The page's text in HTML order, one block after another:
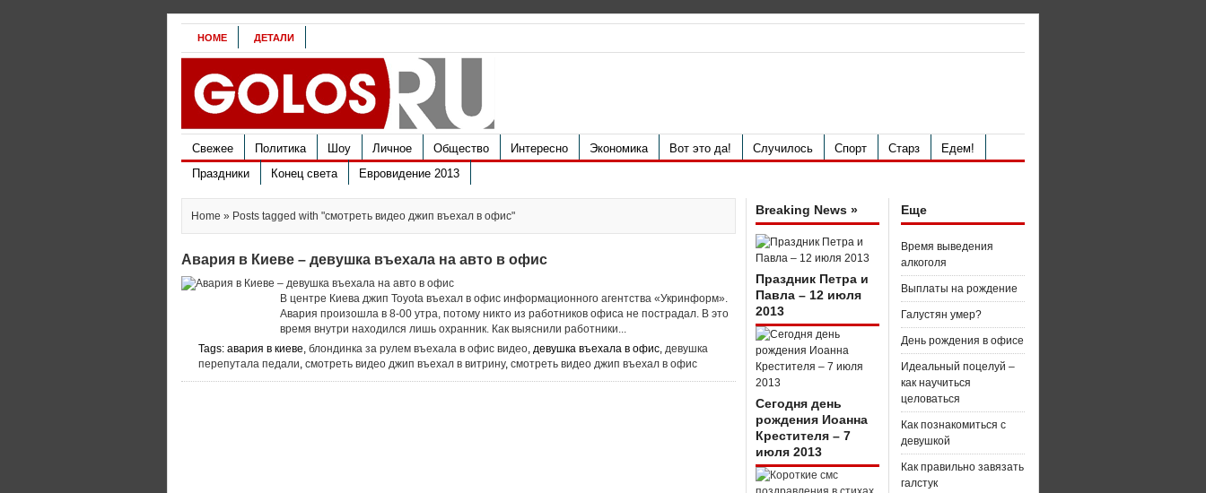
HOME ДЕТАЛИ
Свежее Политика Шоу Личное Общество Интересно Экономика Вот это да! Случилось Спорт Старз
Едем!
Праздники
Конец света Евровидение 2013
Home » Posts tagged with "смотреть видео джип въехал в офис"
Авария в Киеве – девушка въехала на авто в офис
В центре Киева джип Toyota въехал в офис информационного агентства «Укринформ».
Авария произошла в 8-00 утра, потому никто из работников офиса не пострадал. В это
время внутри находился лишь охранник. Как выяснили работники...
Tags: авария в киеве, блондинка за рулем въехала в офис видео, девушка въехала в офис, девушка
перепутала педали, смотреть видео джип въехал в витрину, смотреть видео джип въехал в офис
Breaking News »
Праздник Петра и
Павла – 12 июля
2013
Сегодня день
рождения Иоанна
Крестителя – 7
июля 2013
Еще
Время выведения
алкоголя
Выплаты на рождение
Галустян умер?
День рождения в офисе
Идеальный поцелуй –
как научиться
целоваться
Как познакомиться с
девушкой
Как правильно завязать
галстук